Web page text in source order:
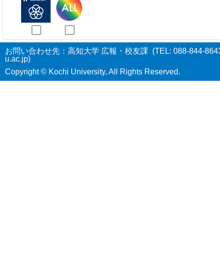
お問い合わせ先：高知大学 広報・校友課 (TEL: 088-844-
u.ac.jp)
Copyright © Kochi University, All Rights Reserved.